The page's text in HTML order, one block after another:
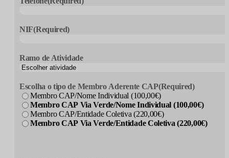
NIF(Required)
Ramo de Atividade
Escolha o tipo de Membro Aderente CAP(Required)
Membro CAP/Nome Individual (100,00€)
Membro CAP Via Verde/Nome Individual (100,00€)
Membro CAP/Entidade Coletiva (220,00€)
Membro CAP Via Verde/Entidade Coletiva (220,00€)